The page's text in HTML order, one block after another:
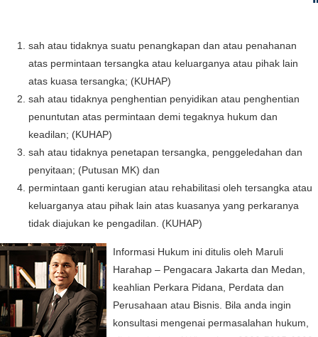
sah atau tidaknya suatu penangkapan dan atau penahanan
atas permintaan tersangka atau keluarganya atau pihak lain
atas kuasa tersangka; (KUHAP)
sah atau tidaknya penghentian penyidikan atau penghentian
penuntutan atas permintaan demi tegaknya hukum dan
keadilan; (KUHAP)
sah atau tidaknya penetapan tersangka, penggeledahan dan
penyitaan; (Putusan MK) dan
permintaan ganti kerugian atau rehabilitasi oleh tersangka atau
keluarganya atau pihak lain atas kuasanya yang perkaranya
tidak diajukan ke pengadilan. (KUHAP)
Informasi Hukum ini ditulis oleh Maruli
Harahap – Pengacara Jakarta dan Medan,
keahlian Perkara Pidana, Perdata dan
Perusahaan atau Bisnis. Bila anda ingin
konsultasi mengenai permasalahan hukum,